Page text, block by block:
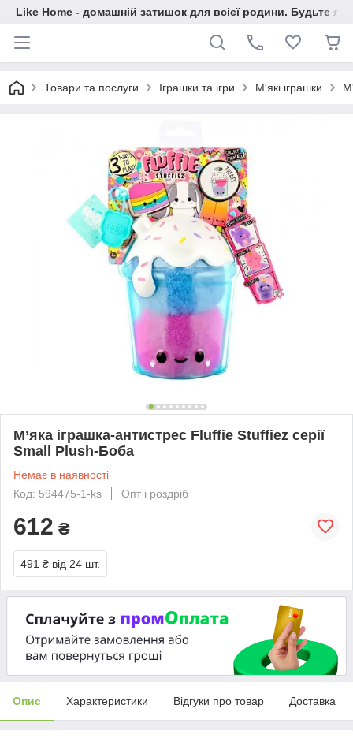
Like Home - домашній затишок для всієї родини. Будьте як
Товари та послуги Іграшки та ігри М'які іграшки
М’яка іграшка-антистрес Fluffie Stuffiez серії
Small Plush-Боба
Немає в наявності
Код: 594475-1-ks
Опт і роздріб
612 ₴
491 ₴ від 24 шт.
Опис Характеристики Відгуки про товар Доставка